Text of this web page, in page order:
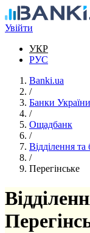
Перейти до
Увійти
УКР
РУС
Banki.ua
/
Банки України
/
Ощадбанк
/
Відділення
/
Перегінське